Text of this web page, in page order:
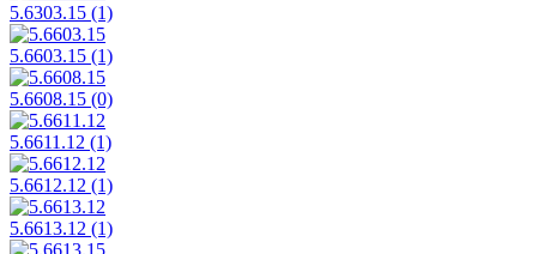
5.6303.15 (1)
5.6603.15 (1)
5.6608.15 (0)
5.6611.12 (1)
5.6612.12 (1)
5.6613.12 (1)